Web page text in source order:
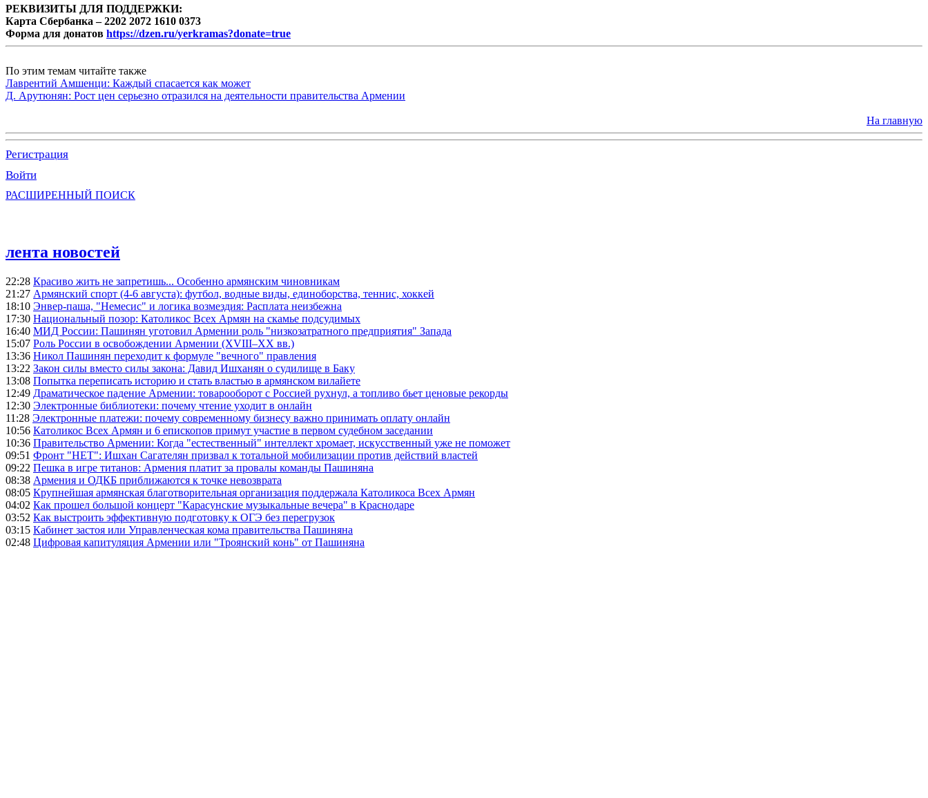
РЕКВИЗИТЫ ДЛЯ ПОДДЕРЖКИ:
Карта Сбербанка – 2202 2072 1610 0373
Форма для донатов https://dzen.ru/yerkramas?donate=true
По этим темам читайте также
Лаврентий Амшенци: Каждый спасается как может
Д. Арутюнян: Рост цен серьезно отразился на деятельности правительства Армении
На главную
Регистрация
Войти
РАСШИРЕННЫЙ ПОИСК
лента новостей
22:28 Красиво жить не запретишь... Особенно армянским чиновникам
21:27 Армянский спорт (4-6 августа): футбол, водные виды, единоборства, теннис, хоккей
18:10 Энвер-паша, "Немесис" и логика возмездия: Расплата неизбежна
17:30 Национальный позор: Католикос Всех Армян на скамье подсудимых
16:40 МИД России: Пашинян уготовил Армении роль "низкозатратного предприятия" Запада
15:07 Роль России в освобождении Армении (XVIII–XX вв.)
13:36 Никол Пашинян переходит к формуле "вечного" правления
13:22 Закон силы вместо силы закона: Давид Ишханян о судилище в Баку
13:08 Попытка переписать историю и стать властью в армянском вилайете
12:49 Драматическое падение Армении: товарооборот с Россией рухнул, а топливо бьет ценовые рекорды
12:30 Электронные библиотеки: почему чтение уходит в онлайн
11:28 Электронные платежи: почему современному бизнесу важно принимать оплату онлайн
10:56 Католикос Всех Армян и 6 епископов примут участие в первом судебном заседании
10:36 Правительство Армении: Когда "естественный" интеллект хромает, искусственный уже не поможет
09:51 Фронт "НЕТ": Ишхан Сагателян призвал к тотальной мобилизации против действий властей
09:22 Пешка в игре титанов: Армения платит за провалы команды Пашиняна
08:38 Армения и ОДКБ приближаются к точке невозврата
08:05 Крупнейшая армянская благотворительная организация поддержала Католикоса Всех Армян
04:02 Как прошел большой концерт "Карасунские музыкальные вечера" в Краснодаре
03:52 Как выстроить эффективную подготовку к ОГЭ без перегрузок
03:15 Кабинет застоя или Управленческая кома правительства Пашиняна
02:48 Цифровая капитуляция Армении или "Троянский конь" от Пашиняна